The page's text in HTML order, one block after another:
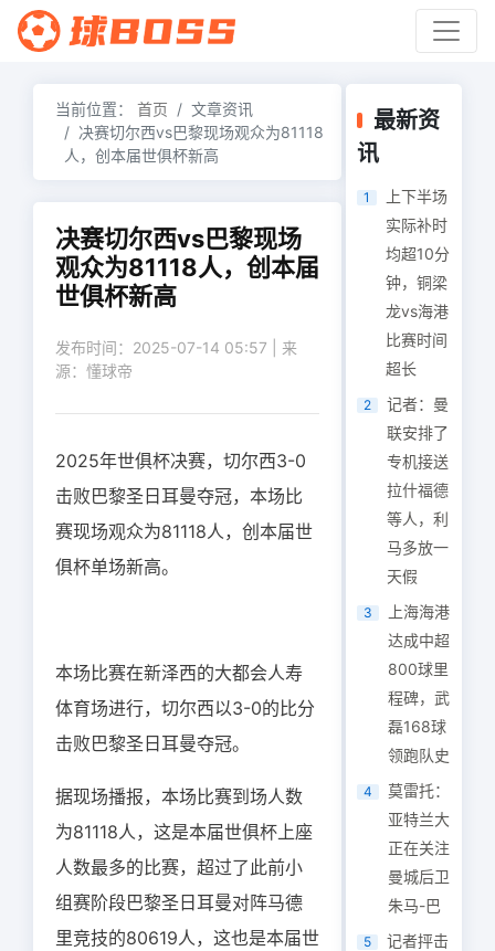
当前位置： 首页
文章资讯
决赛切尔西vs巴黎现场观众为81118
人，创本届世俱杯新高
决赛切尔西vs巴黎现场
观众为81118人，创本届
世俱杯新高
发布时间：2025-07-14 05:57 | 来
源：懂球帝
2025年世俱杯决赛，切尔西3-0
击败巴黎圣日耳曼夺冠，本场比
赛现场观众为81118人，创本届世
俱杯单场新高。
本场比赛在新泽西的大都会人寿
体育场进行，切尔西以3-0的比分
击败巴黎圣日耳曼夺冠。
据现场播报，本场比赛到场人数
为81118人，这是本届世俱杯上座
人数最多的比赛，超过了此前小
组赛阶段巴黎圣日耳曼对阵马德
里竞技的80619人，这也是本届世
最新资
讯
1
上下半场
实际补时
均超10分
钟，铜梁
龙vs海港
比赛时间
超长
2
记者：曼
联安排了
专机接送
拉什福德
等人，利
马多放一
天假
3
上海海港
达成中超
800球里
程碑，武
磊168球
领跑队史
4
莫雷托：
亚特兰大
正在关注
曼城后卫
朱马-巴
5
记者抨击